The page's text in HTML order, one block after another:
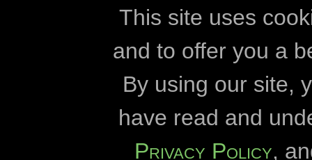
techniczne
pliki
Uniwersytet im.
Uniwersytet im.
Dyrekcja Parku
This site uses
and to offer you a
By using our site,
have read and
Privacy Policy,